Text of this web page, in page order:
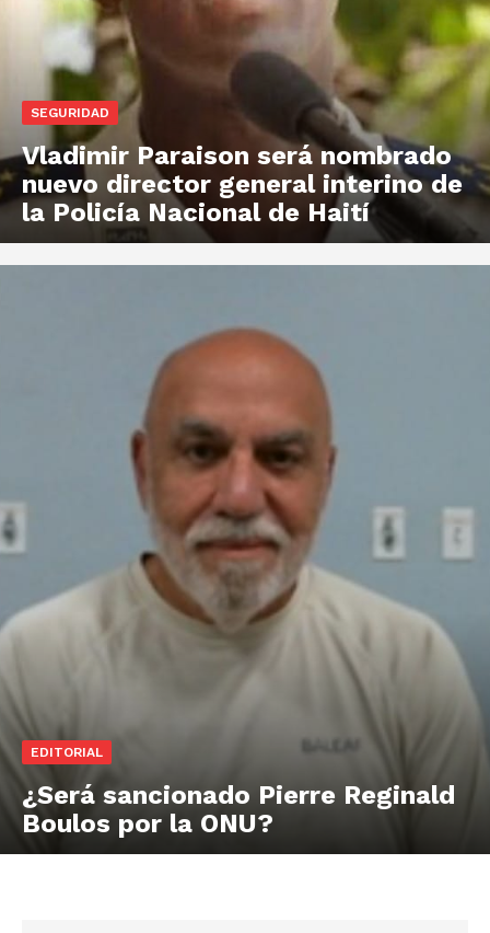
SEGURIDAD
Vladimir Paraison será nombrado
nuevo director general interino de
la Policía Nacional de Haití
EDITORIAL
¿Será sancionado Pierre Reginald
Boulos por la ONU?